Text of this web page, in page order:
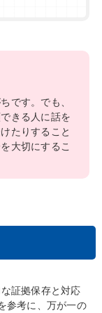
です。でも、
きる人に話を
たりすること
大切にするこ
証拠保存と対応
参考に、万が一の